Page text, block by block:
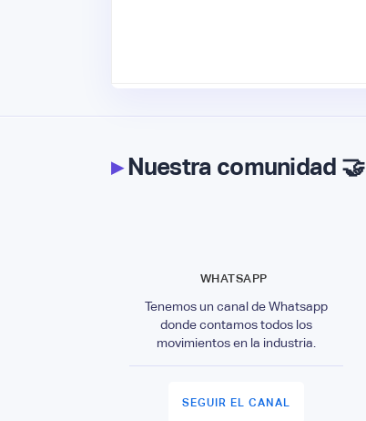
▸Nuestra comunidad 🤝
WHATSAPP
Tenemos un canal de Whatsapp
donde contamos todos los
movimientos en la industria.
SEGUIR EL CANAL